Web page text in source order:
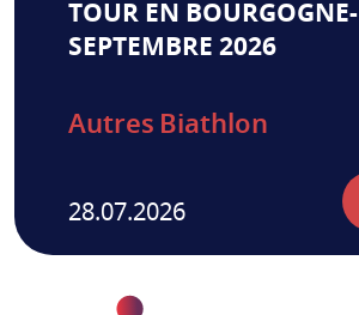
TOUR EN
SEPTEMBRE 2026
Autres Biathlon
28.07.2026